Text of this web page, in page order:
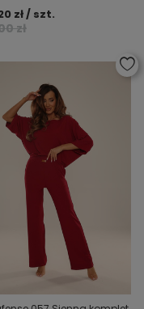
zł
zł / szt.